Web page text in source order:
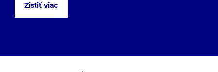
Zistiť viac